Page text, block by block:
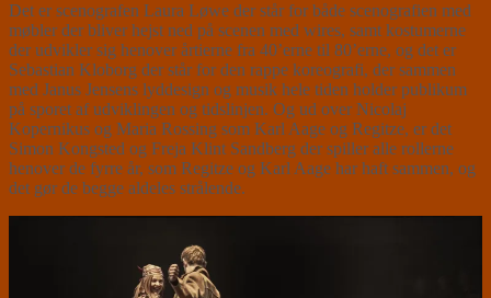
Det er scenografen Laura Løwe der står for både scenografien med
møbler der bliver hejst ned på scenen med wires, samt kostumerne
der udvikler sig henover årtierne fra 40’erne til 80’erne, og det er
Sebastian Kloborg der står for den rappe koreografi, der sammen
med Janus Jensens lyddesign og musik hele tiden holder publikum
på sporet af udviklingen og tidslinjen. Og ud over Nicolaj
Kopernikus og Maria Rossing som Karl Aage og Regitze, er det
Simon Kongsted og Freja Klint Sandberg der spiller alle rollerne
henover de fyrre år, som Regitze og Karl Aage har haft sammen, og
det gør de begge aldeles strålende.